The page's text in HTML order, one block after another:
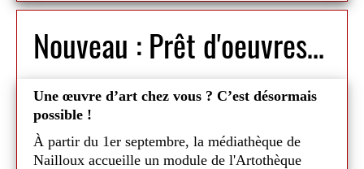
Nouveau : Prêt d'oeuvres d'art contemporain
Une œuvre d’art chez vous ? C’est désormais
possible !
À partir du 1er septembre, la médiathèque de
Nailloux accueille un module de l'Artothèque